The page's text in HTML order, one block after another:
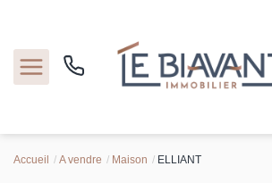
Accueil A vendre Maison ELLIANT